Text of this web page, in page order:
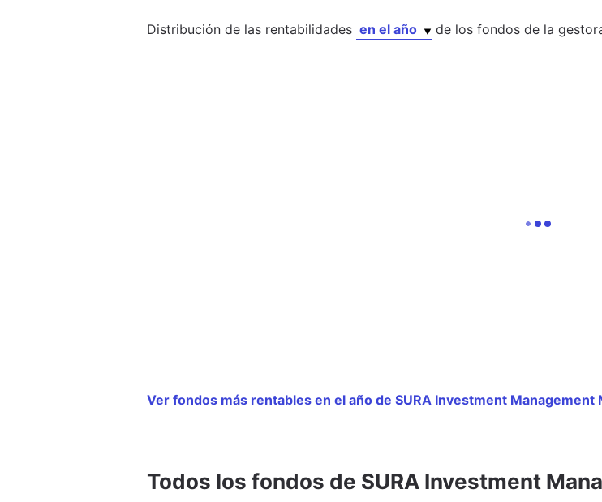
Distribución de las rentabilidades en el año de losfondos de la
Ver fondos más rentables en el año de SURA Investment Management
Todos los fondos de SURA Investment